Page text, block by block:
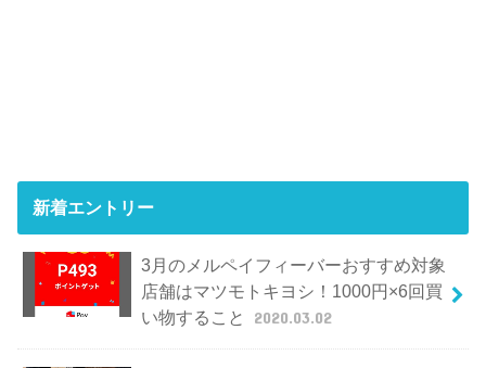
新着エントリー
3月のメルペイフィーバーおすすめ対象
店舗はマツモトキヨシ！1000円×6回買
い物すること
2020.03.02